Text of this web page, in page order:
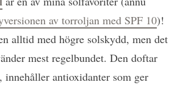
av torroljan med SPF 10)!
alltid med högre solskydd, men det
mest regelbundet. Den doftar
innehåller antioxidanter som ger